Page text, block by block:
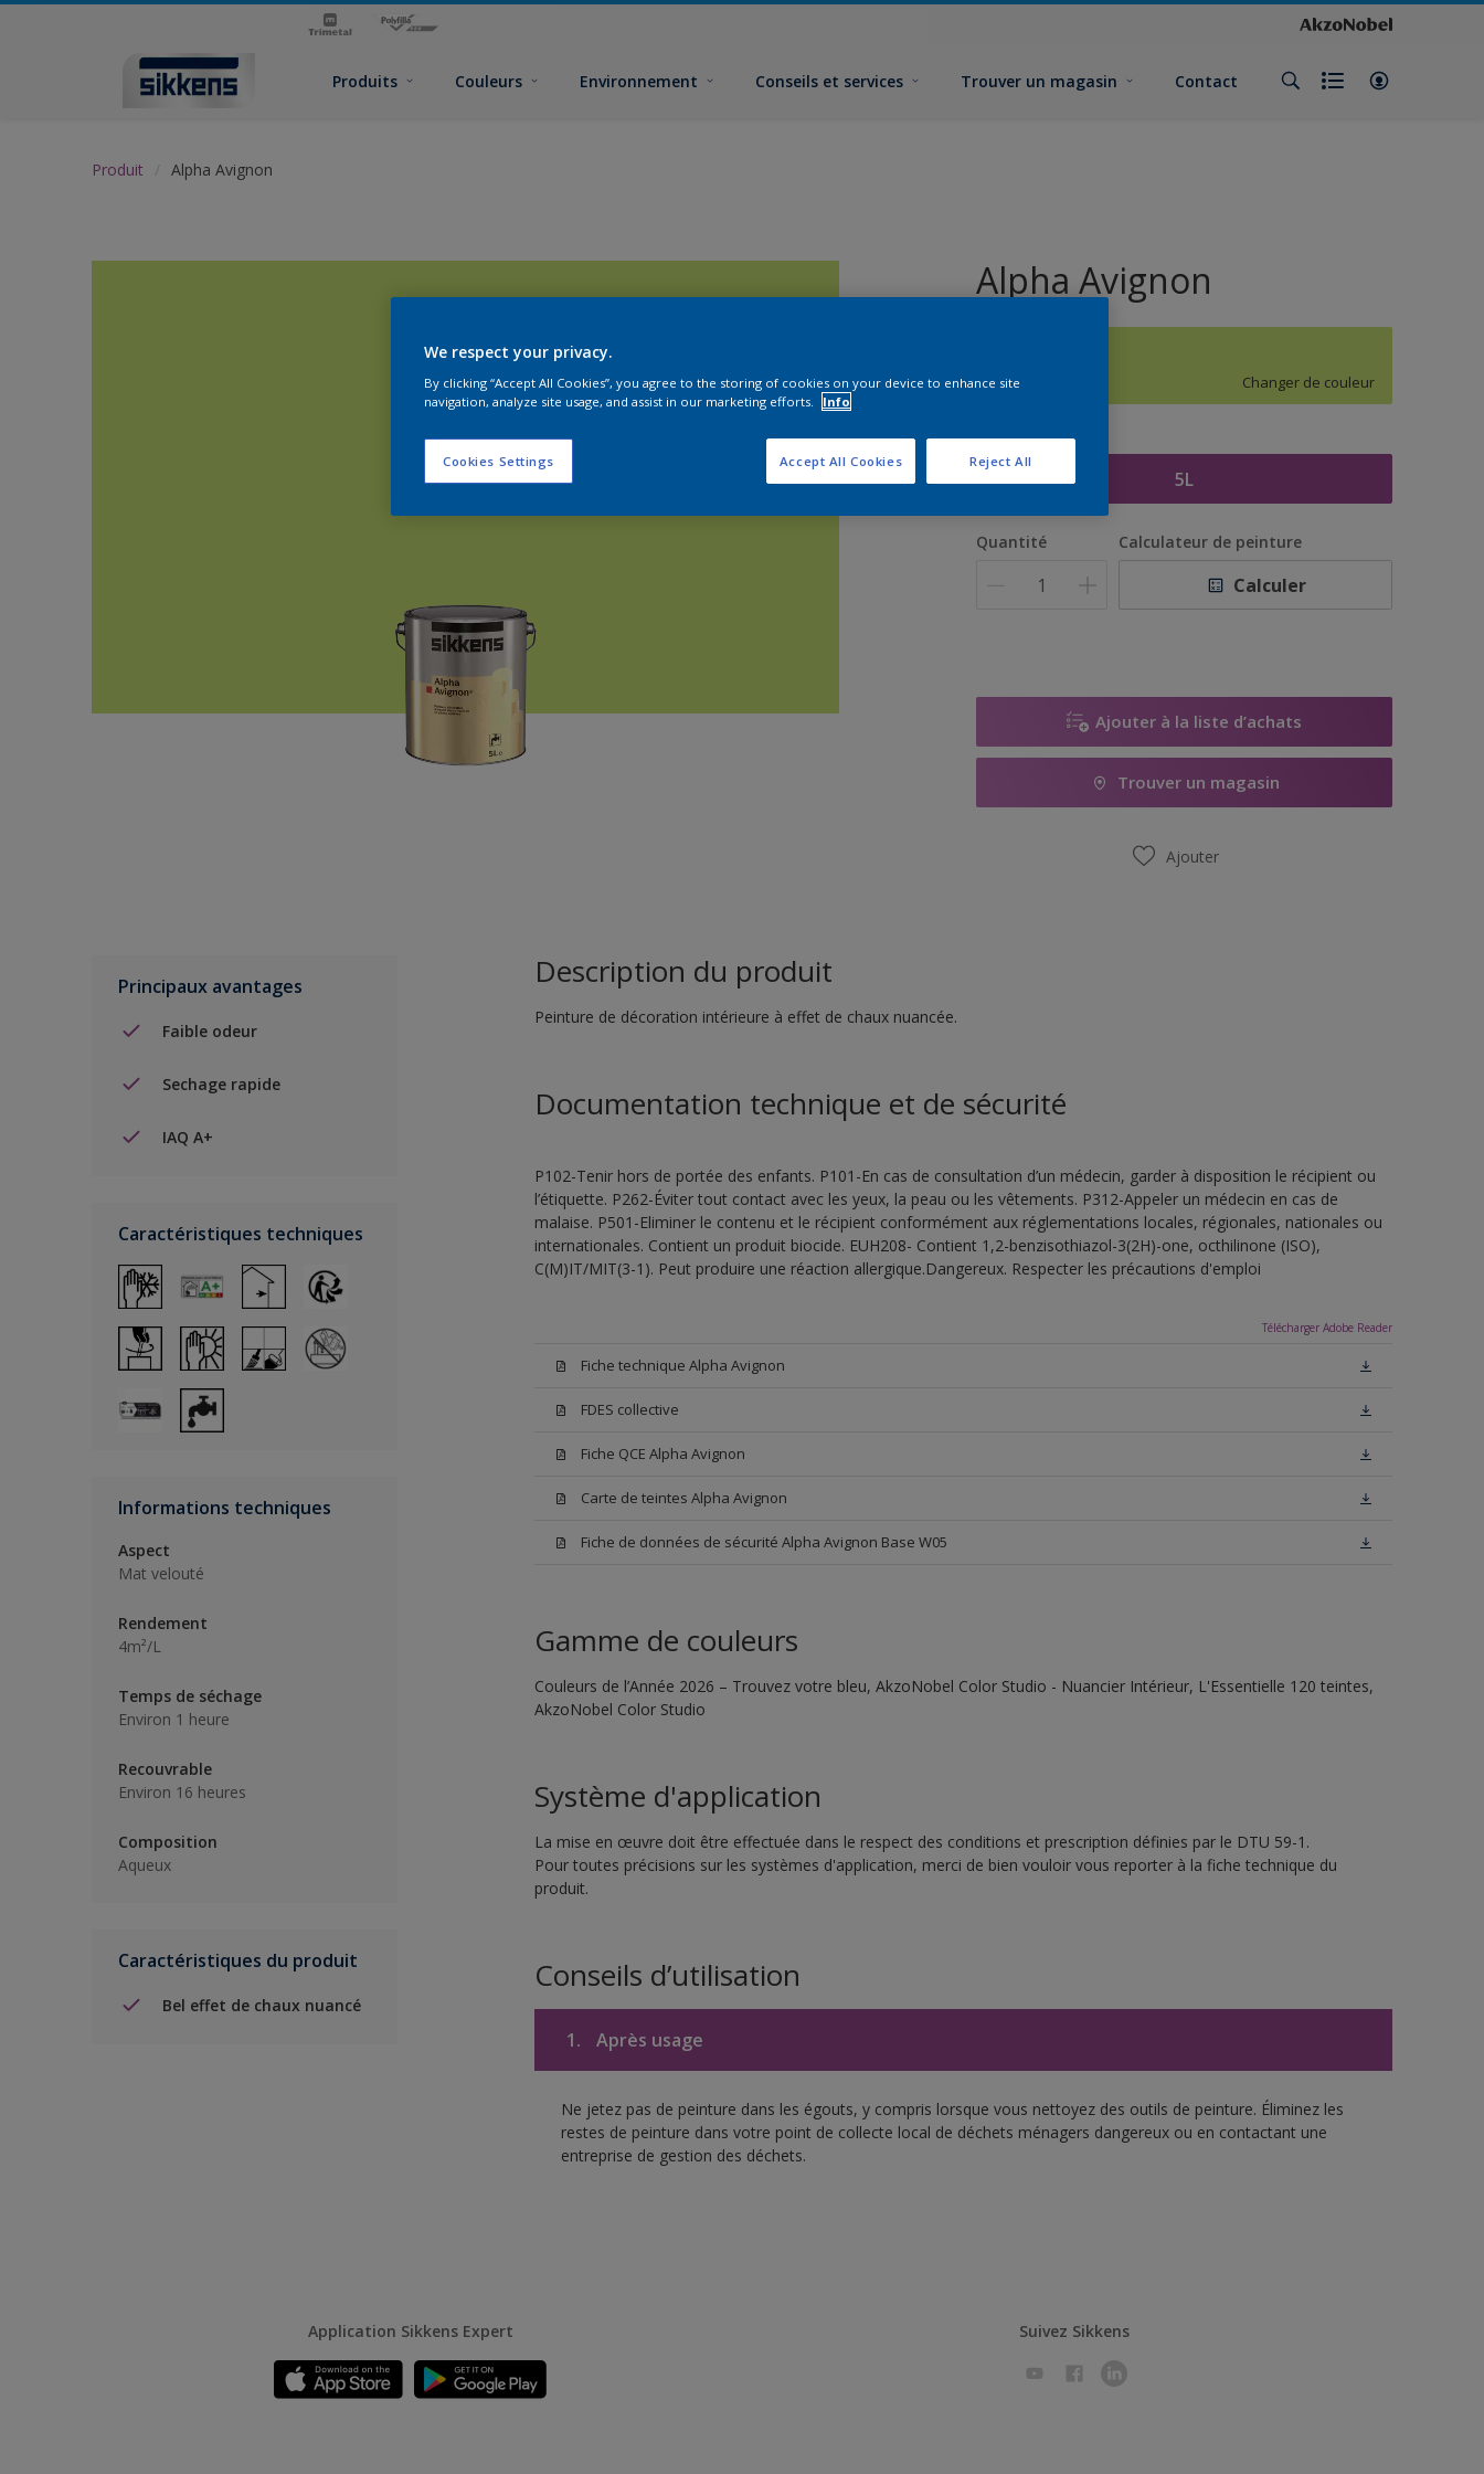
Produits Couleurs Environnement Conseils et services Trouver un magasin Contact
Produit Alpha Avignon
Alpha Avignon
Changer de couleur
Format
5L
Quantité Calculateur de peinture
Calculer
Ajouter à la liste d’achats
Trouver un magasin
Ajouter
Principaux avantages
Faible odeur
Sechage rapide
IAQ A+
Caractéristiques techniques
Informations techniques
Aspect
Mat velouté
Rendement
4m²/L
Temps de séchage
Environ 1 heure
Recouvrable
Environ 16 heures
Composition
Aqueux
Caractéristiques du produit
Bel effet de chaux nuancé
Description du produit
Peinture de décoration intérieure à effet de chaux nuancée.
Documentation technique et de sécurité
P102-Tenir hors de portée des enfants. P101-En cas de consultation d’un médecin, garder à disposition le récipient ou
l’étiquette. P262-Éviter tout contact avec les yeux, la peau ou les vêtements. P312-Appeler un médecin en cas de
malaise. P501-Eliminer le contenu et le récipient conformément aux réglementations locales, régionales, nationales ou
internationales. Contient un produit biocide. EUH208- Contient 1,2-benzisothiazol-3(2H)-one, octhilinone (ISO),
C(M)IT/MIT(3-1). Peut produire une réaction allergique.Dangereux. Respecter les précautions d'emploi
Télécharger Adobe Reader
Fiche technique Alpha Avignon
FDES collective
Fiche QCE Alpha Avignon
Carte de teintes Alpha Avignon
Fiche de données de sécurité Alpha Avignon Base W05
Gamme de couleurs
Couleurs de l’Année 2026 – Trouvez votre bleu, AkzoNobel Color Studio - Nuancier Intérieur, L'Essentielle 120 teintes,
AkzoNobel Color Studio
Système d'application
La mise en œuvre doit être effectuée dans le respect des conditions et prescription définies par le DTU 59-1.
Pour toutes précisions sur les systèmes d'application, merci de bien vouloir vous reporter à la fiche technique du
produit.
Conseils d’utilisation
1. Après usage
Ne jetez pas de peinture dans les égouts, y compris lorsque vous nettoyez des outils de peinture. Éliminez les
restes de peinture dans votre point de collecte local de déchets ménagers dangereux ou en contactant une
entreprise de gestion des déchets.
Application Sikkens Expert Suivez Sikkens
We respect your privacy.
By clicking “Accept All Cookies”, you agree to the storing of cookies on your device to enhance site
navigation, analyze site usage, and assist in our marketing efforts.
Info
Cookies Settings Reject All
Accept All Cookies